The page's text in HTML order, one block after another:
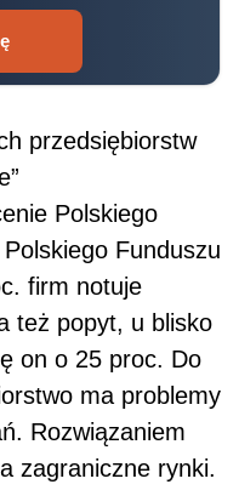
przedsiębiorstw
Polskiego
Funduszu
firm notuje
też popyt, u blisko
on o 25 proc. Do
ma problemy
Rozwiązaniem
zagraniczne rynki.